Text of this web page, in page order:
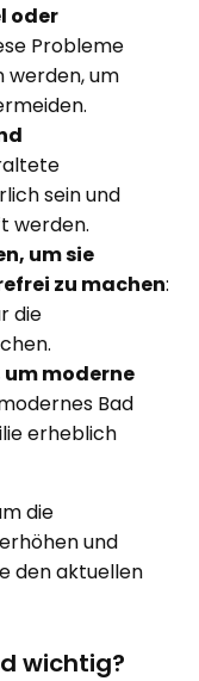
oder
Probleme
werden, um
sein und
werden.
um sie
zu machen:
die
um moderne
Bad
erheblich
die
und
den aktuellen
wichtig?